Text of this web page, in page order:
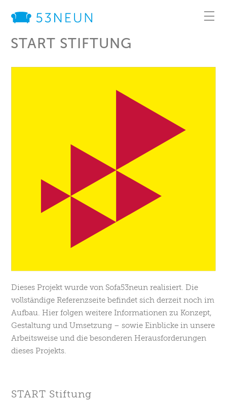

START STIFTUNG
Dieses Projekt wurde von Sofa53neun realisiert. Die
vollständige Referenzseite befindet sich derzeit noch im
Aufbau. Hier folgen weitere Informationen zu Konzept,
Gestaltung und Umsetzung – sowie Einblicke in unsere
Arbeitsweise und die besonderen Herausforderungen
dieses Projekts.
START Stiftung